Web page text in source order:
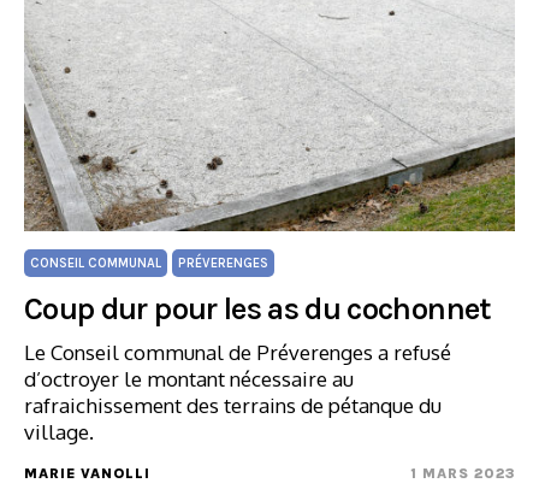
CONSEIL COMMUNAL PRÉVERENGES
Coup dur pour les as du cochonnet
Le Conseil communal de Préverenges a refusé
d’octroyer le montant nécessaire au
rafraichissement des terrains de pétanque du
village.
MARIE VANOLLI 1 MARS 2023